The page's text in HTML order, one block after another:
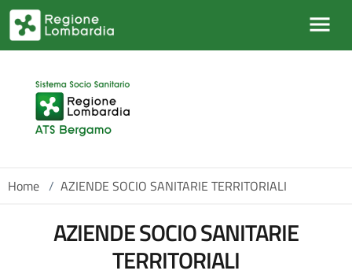
Salta al contenuto principale
Home / AZIENDE SOCIO SANITARIE TERRITORIALI
AZIENDE SOCIO SANITARIE
TERRITORIALI